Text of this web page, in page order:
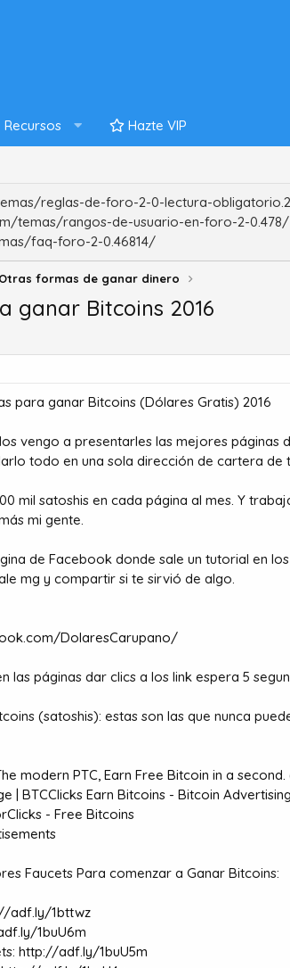
Recursos Hazte VIP
reglas-de-foro-2-0-lectura-
temas/rangos-de-usuario-en-foro-2-0.478/
faq-foro-2-0.46814/
Otras formas de ganar dinero
ganar Bitcoins 2016
para ganar Bitcoins (Dólares Gratis) 2016
vengo a presentarles las mejores páginas
todo en una sola dirección de cartera de
mil satoshis en cada página al mes. Y
mi gente.
de Facebook donde sale un tutorial en
mg y compartir si te sirvió de algo.
DolaresCarupano/
las páginas dar clics a los link espera 5
(satoshis): estas son las que nunca
modern PTC, Earn Free Bitcoin in a second.
| BTCClicks Earn Bitcoins - Bitcoin
- Free Bitcoins
Faucets Para comenzar a Ganar Bitcoins:
adf.ly/1bttwz
1buU6m
http://adf.ly/1buU5m